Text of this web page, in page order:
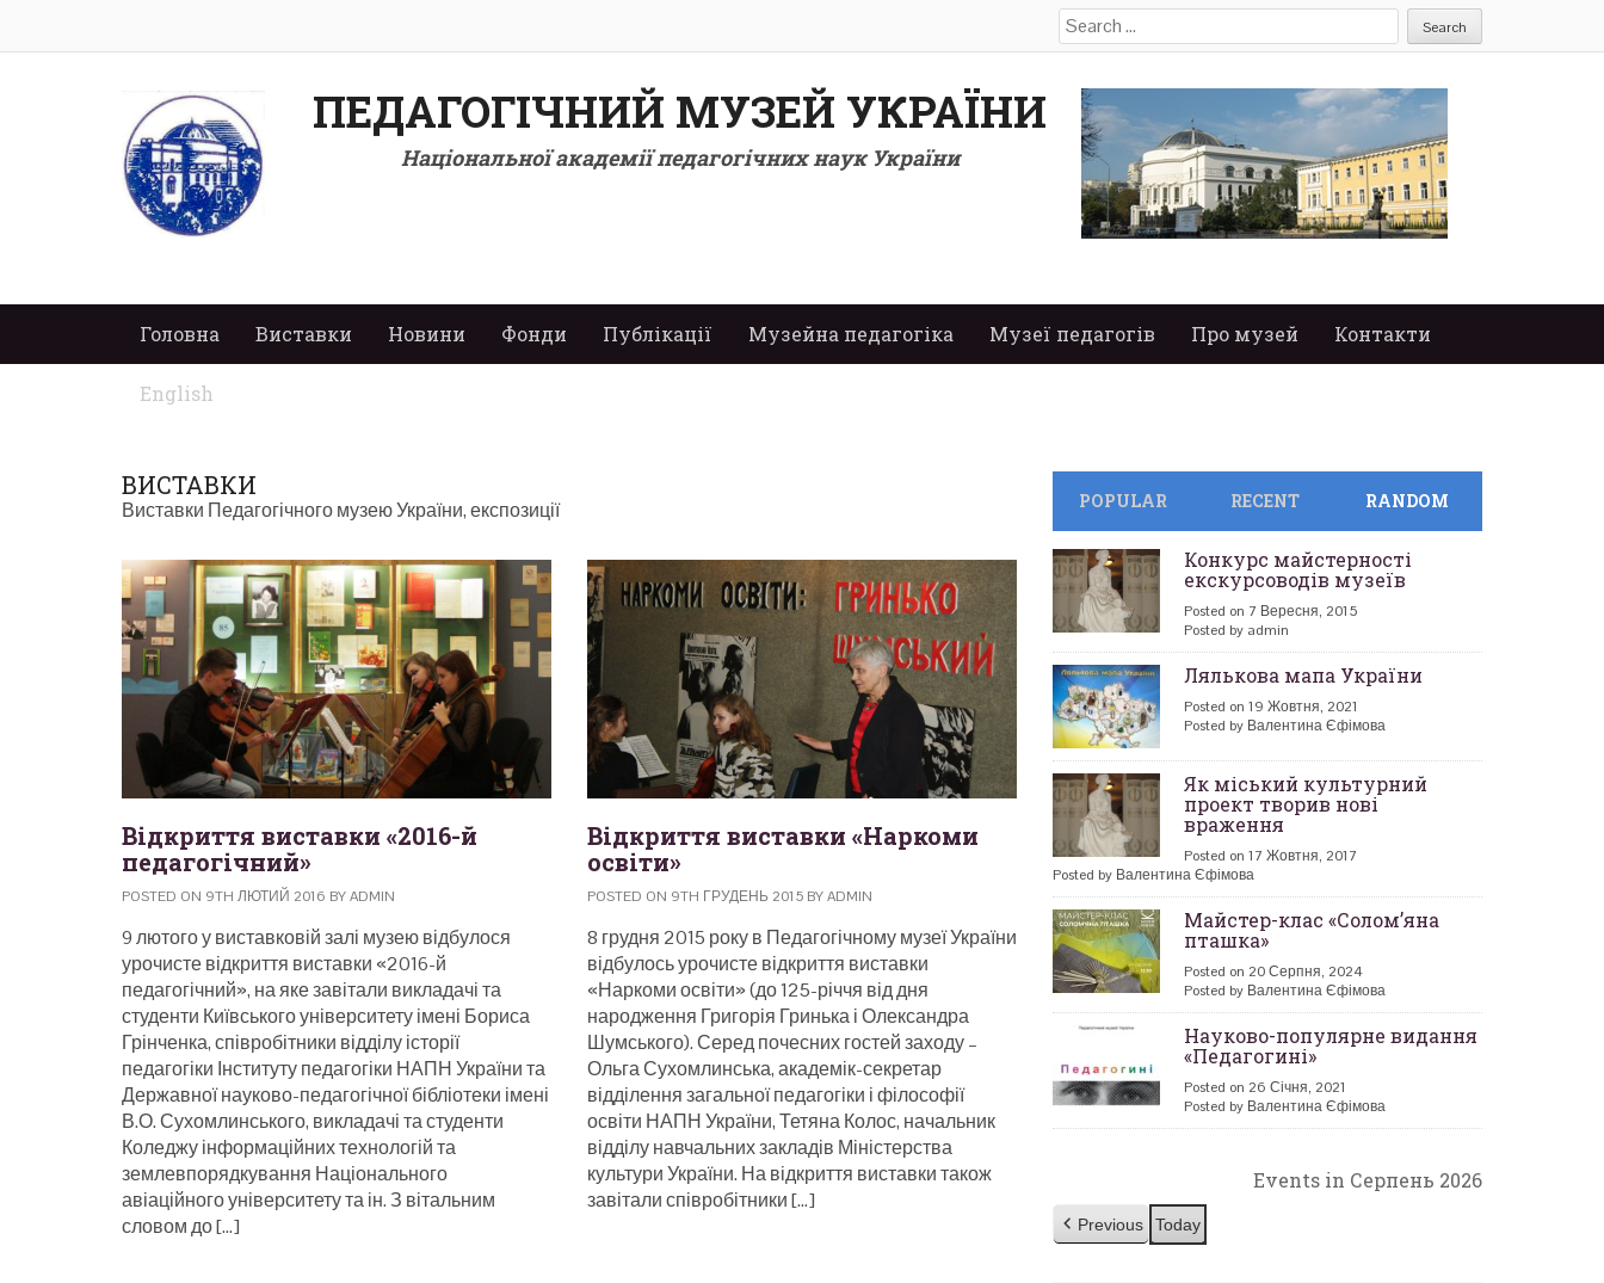
Search
for:
ПЕДАГОГІЧНИЙ МУЗЕЙ УКРАЇНИ
Національної академії педагогічних наук України
Головна Виставки Новини Фонди Публікації Музейна педагогіка Музеї педагогів Про музей Контакти
English
BИСТАВКИ
Виставки Педагогічного музею України, експозиції
Відкриття виставки «2016-й
педагогічний»
POSTED ON 9TH ЛЮТИЙ 2016 BY ADMIN
9 лютого у виставковій залі музею відбулося
урочисте відкриття виставки «2016-й
педагогічний», на яке завітали викладачі та
студенти Київського університету імені Бориса
Грінченка, співробітники відділу історії
педагогіки Інституту педагогіки НАПН України та
Державної науково-педагогічної бібліотеки імені
В.О. Сухомлинського, викладачі та студенти
Коледжу інформаційних технологій та
землевпорядкування Національного
авіаційного університету та ін. З вітальним
словом до […]
Відкриття виставки «Наркоми
освіти»
POSTED ON 9TH ГРУДЕНЬ 2015 BY ADMIN
8 грудня 2015 року в Педагогічному музеї України
відбулось урочисте відкриття виставки
«Наркоми освіти» (до 125-річчя від дня
народження Григорія Гринька і Олександра
Шумського). Серед почесних гостей заходу –
Ольга Сухомлинська, академік-секретар
відділення загальної педагогіки і філософії
освіти НАПН України, Тетяна Колос, начальник
відділу навчальних закладів Міністерства
культури України. На відкриття виставки також
завітали співробітники […]
POPULAR RECENT RANDOM
Конкурс майстерності
екскурсоводів музеїв
Posted on 7 Вересня, 2015
Posted by admin
Лялькова мапа України
Posted on 19 Жовтня, 2021
Posted by Валентина Єфімова
Як міський культурний
проект творив нові
враження
Posted on 17 Жовтня, 2017
Posted by Валентина Єфімова
Майстер-клас «Солом’яна
пташка»
Posted on 20 Серпня, 2024
Posted by Валентина Єфімова
Науково-популярне видання
«Педагогині»
Posted on 26 Січня, 2021
Posted by Валентина Єфімова
Events in Серпень 2026
Previous Today